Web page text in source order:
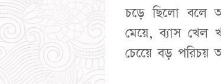
চড়ে ছিলো বলে
মেয়ে, ব্যাস খেল
চেয়েে বড় পরিচয়